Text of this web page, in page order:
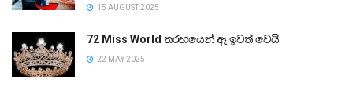
15 AUGUST 2025
72 Miss World තරඟයෙන් ඈ ඉවත් වෙයි
22 MAY 2025